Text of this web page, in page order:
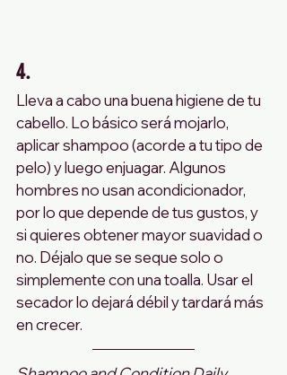
4.
Lleva a cabo una buena higiene de tu
cabello. Lo básico será mojarlo,
aplicar shampoo (acorde a tu tipo de
pelo) y luego enjuagar. Algunos
hombres no usan acondicionador,
por lo que depende de tus gustos, y
si quieres obtener mayor suavidad o
no. Déjalo que se seque solo o
simplemente con una toalla. Usar el
secador lo dejará débil y tardará más
en crecer.